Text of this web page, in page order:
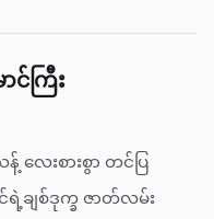
င်ကြီး
န့် လေးစားစွာ တင်ပြ
ချစ်ဒုက္ခ ဇာတ်လမ်း